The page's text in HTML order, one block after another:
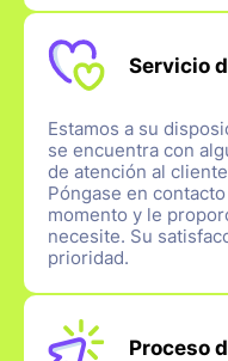
Servicio
Estamos a su
se encuentra con
de atención al
Póngase en
momento y le
necesite. Su
prioridad.
Proceso